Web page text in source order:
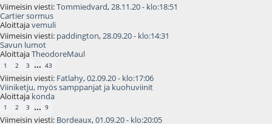
Viimeisin viesti:Tommiedvard,28.11.20 - klo:18:51
Cartier sormus
Aloittajavemuli
Viimeisin viesti: paddington,28.09.20 - klo:14:31
Savun lumot
AloittajaTheodoreMaul
1 2 3 ... 43
Viimeisin viesti: Fatlahy,02.09.20 - klo:17:06
Viiniketju, myös samppanjat ja kuohuviinit
Aloittaja konda
1 2 3 ... 9
Viimeisin viesti: Bordeaux,01.09.20 - klo:20:05